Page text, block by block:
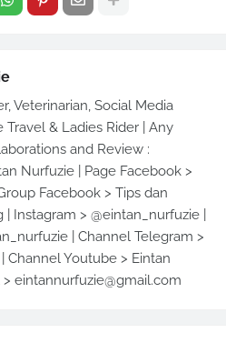
Veterinarian, Social Media
Travel & Ladies Rider | Any
and Review :
Nurfuzie | Page Facebook >
Facebook > Tips dan
Instagram > @eintan_nurfuzie |
| Channel Telegram >
Channel Youtube > Eintan
eintannurfuzie@gmail.com